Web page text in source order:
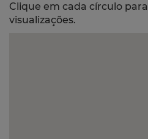
Clique em cada círculo
visualizações.